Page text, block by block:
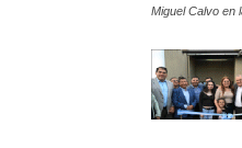
Miguel Calvo en